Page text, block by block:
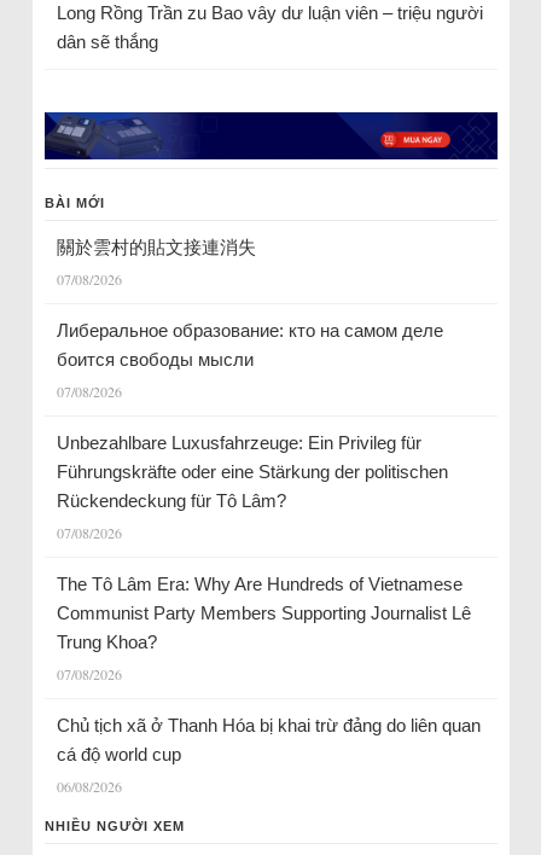
Long Rồng Trầnzu Bao vây dư luận viên – triệu người
dân sẽ thắng
BÀI MỚI
關於雲村的貼文接連消失
07/08/2026
Либеральное образование: кто на самом деле
боится свободы мысли
07/08/2026
Unbezahlbare Luxusfahrzeuge: Ein Privileg für
Führungskräfte oder eine Stärkung der politischen
Rückendeckung für Tô Lâm?
07/08/2026
The Tô Lâm Era: Why Are Hundreds of Vietnamese
Communist Party Members Supporting Journalist Lê
Trung Khoa?
07/08/2026
Chủ tịch xã ở Thanh Hóa bị khai trừ đảng do liên quan
cá độ world cup
06/08/2026
NHIỀU NGƯỜI XEM